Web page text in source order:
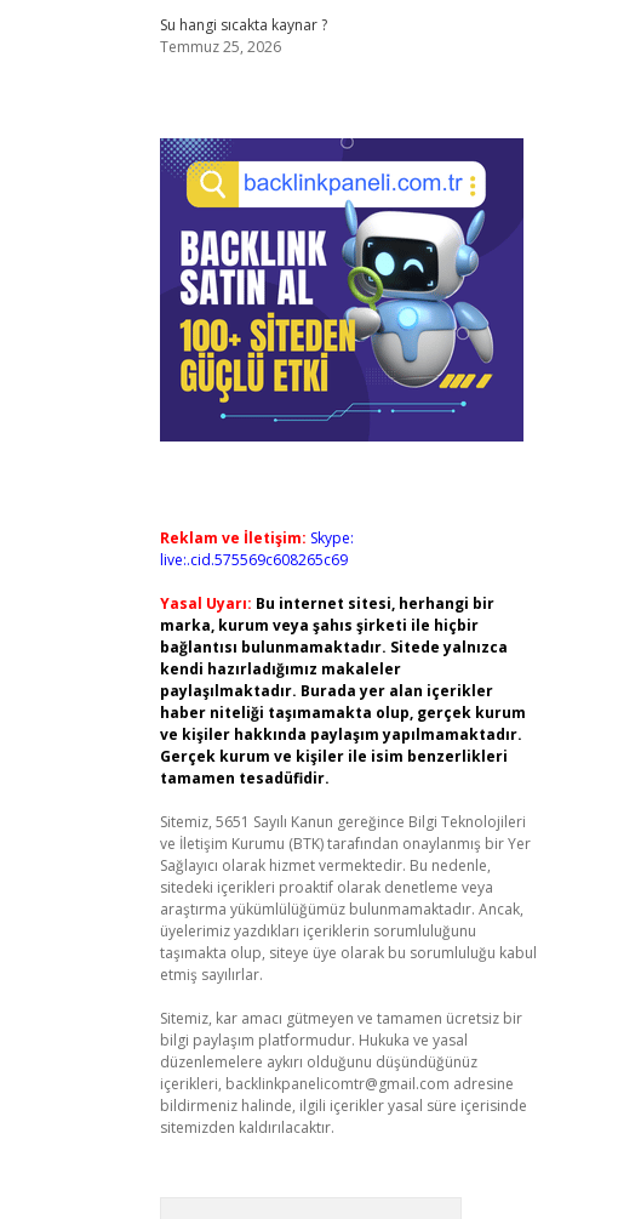
Su hangi sıcakta kaynar ?
Temmuz 25, 2026
Reklam ve İletişim: Skype:
live:.cid.575569c608265c69
Yasal Uyarı: Bu internet sitesi, herhangi bir
marka, kurum veya şahıs şirketi ile hiçbir
bağlantısı bulunmamaktadır. Sitede yalnızca
kendi hazırladığımız makaleler
paylaşılmaktadır. Burada yer alan içerikler
haber niteliği taşımamakta olup, gerçek kurum
ve kişiler hakkında paylaşım yapılmamaktadır.
Gerçek kurum ve kişiler ile isim benzerlikleri
tamamen tesadüfidir.
Sitemiz, 5651 Sayılı Kanun gereğince Bilgi Teknolojileri
ve İletişim Kurumu (BTK) tarafından onaylanmış bir Yer
Sağlayıcı olarak hizmet vermektedir. Bu nedenle,
sitedeki içerikleri proaktif olarak denetleme veya
araştırma yükümlülüğümüz bulunmamaktadır. Ancak,
üyelerimiz yazdıkları içeriklerin sorumluluğunu
taşımakta olup, siteye üye olarak bu sorumluluğu kabul
etmiş sayılırlar.
Sitemiz, kar amacı gütmeyen ve tamamen ücretsiz bir
bilgi paylaşım platformudur. Hukuka ve yasal
düzenlemelere aykırı olduğunu düşündüğünüz
içerikleri, backlinkpanelicomtr@gmail.com adresine
bildirmeniz halinde, ilgili içerikler yasal süre içerisinde
sitemizden kaldırılacaktır.